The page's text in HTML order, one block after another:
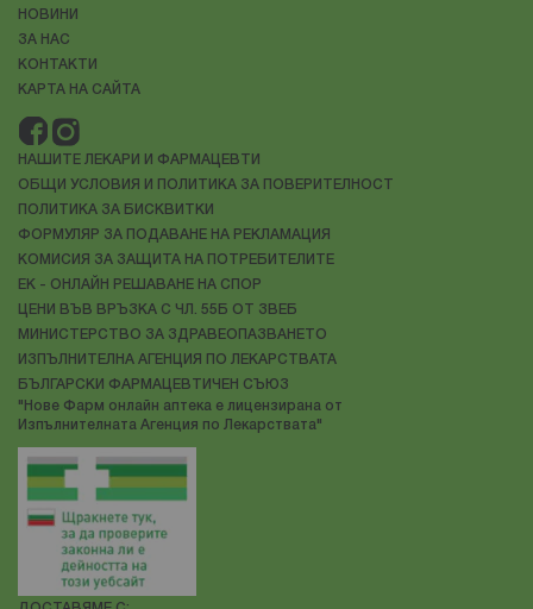
НОВИНИ
ЗА НАС
КОНТАКТИ
КАРТА НА САЙТА
НАШИТЕ ЛЕКАРИ И ФАРМАЦЕВТИ
ОБЩИ УСЛОВИЯ И ПОЛИТИКА ЗА ПОВЕРИТЕЛНОСТ
ПОЛИТИКА ЗА БИСКВИТКИ
ФОРМУЛЯР ЗА ПОДАВАНЕ НА РЕКЛАМАЦИЯ
КОМИСИЯ ЗА ЗАЩИТА НА ПОТРЕБИТЕЛИТЕ
ЕК - ОНЛАЙН РЕШАВАНЕ НА СПОР
ЦЕНИ ВЪВ ВРЪЗКА С ЧЛ. 55Б ОТ ЗВЕБ
МИНИСТЕРСТВО ЗА ЗДРАВЕОПАЗВАНЕТО
ИЗПЪЛНИТЕЛНА АГЕНЦИЯ ПО ЛЕКАРСТВАТА
БЪЛГАРСКИ ФАРМАЦЕВТИЧЕН СЪЮЗ
"Нове Фарм онлайн аптека е лицензирана от
Изпълнителната Агенция по Лекарствата"